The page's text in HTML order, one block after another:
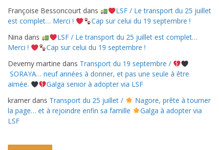
Françoise Bessoncourt dans
LSF / Le transport du 25 juillet
est complet… Merci !
Cap sur celui du 19 septembre !
Nina dans
LSF / Le transport du 25 juillet est complet…
Merci !
Cap sur celui du 19 septembre !
Devemy martine dans Transport du 19 septembre /
SORAYA… neuf années à donner, et pas une seule à être
aimée.
Galga senior à adopter via LSF
kramer dans Transport du 25 juillet /
Nagore, prête à tourner
la page… et à rejoindre enfin sa famille
Galga à adopter via
LSF